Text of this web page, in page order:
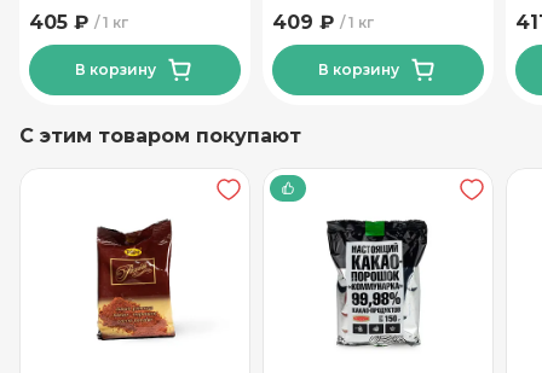
1 кг
405 ₽
В корзину
1 кг
409 ₽
В корзину
С этим товаром покупают